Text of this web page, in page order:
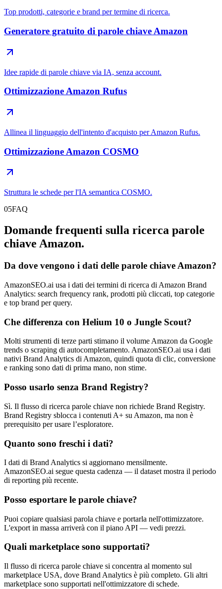
Top prodotti, categorie e brand per termine di ricerca.
Generatore gratuito di parole chiave Amazon
Idee rapide di parole chiave via IA, senza account.
Ottimizzazione Amazon Rufus
Allinea il linguaggio dell'intento d'acquisto per Amazon Rufus.
Ottimizzazione Amazon COSMO
Struttura le schede per l'IA semantica COSMO.
05FAQ
Domande frequenti sulla ricerca parole
chiave Amazon.
Da dove vengono i dati delle parole chiave Amazon?
AmazonSEO.ai usa i dati dei termini di ricerca di Amazon Brand
Analytics: search frequency rank, prodotti più cliccati, top categorie
e top brand per query.
Che differenza con Helium 10 o Jungle Scout?
Molti strumenti di terze parti stimano il volume Amazon da Google
trends o scraping di autocompletamento. AmazonSEO.ai usa i dati
nativi Brand Analytics di Amazon, quindi quota di clic, conversione
e ranking sono dati di prima mano, non stime.
Posso usarlo senza Brand Registry?
Sì. Il flusso di ricerca parole chiave non richiede Brand Registry.
Brand Registry sblocca i contenuti A+ su Amazon, ma non è
prerequisito per usare l’esploratore.
Quanto sono freschi i dati?
I dati di Brand Analytics si aggiornano mensilmente.
AmazonSEO.ai segue questa cadenza — il dataset mostra il periodo
di reporting più recente.
Posso esportare le parole chiave?
Puoi copiare qualsiasi parola chiave e portarla nell'ottimizzatore.
L'export in massa arriverà con il piano API — vedi prezzi.
Quali marketplace sono supportati?
Il flusso di ricerca parole chiave si concentra al momento sul
marketplace USA, dove Brand Analytics è più completo. Gli altri
marketplace sono supportati nell'ottimizzatore di schede.